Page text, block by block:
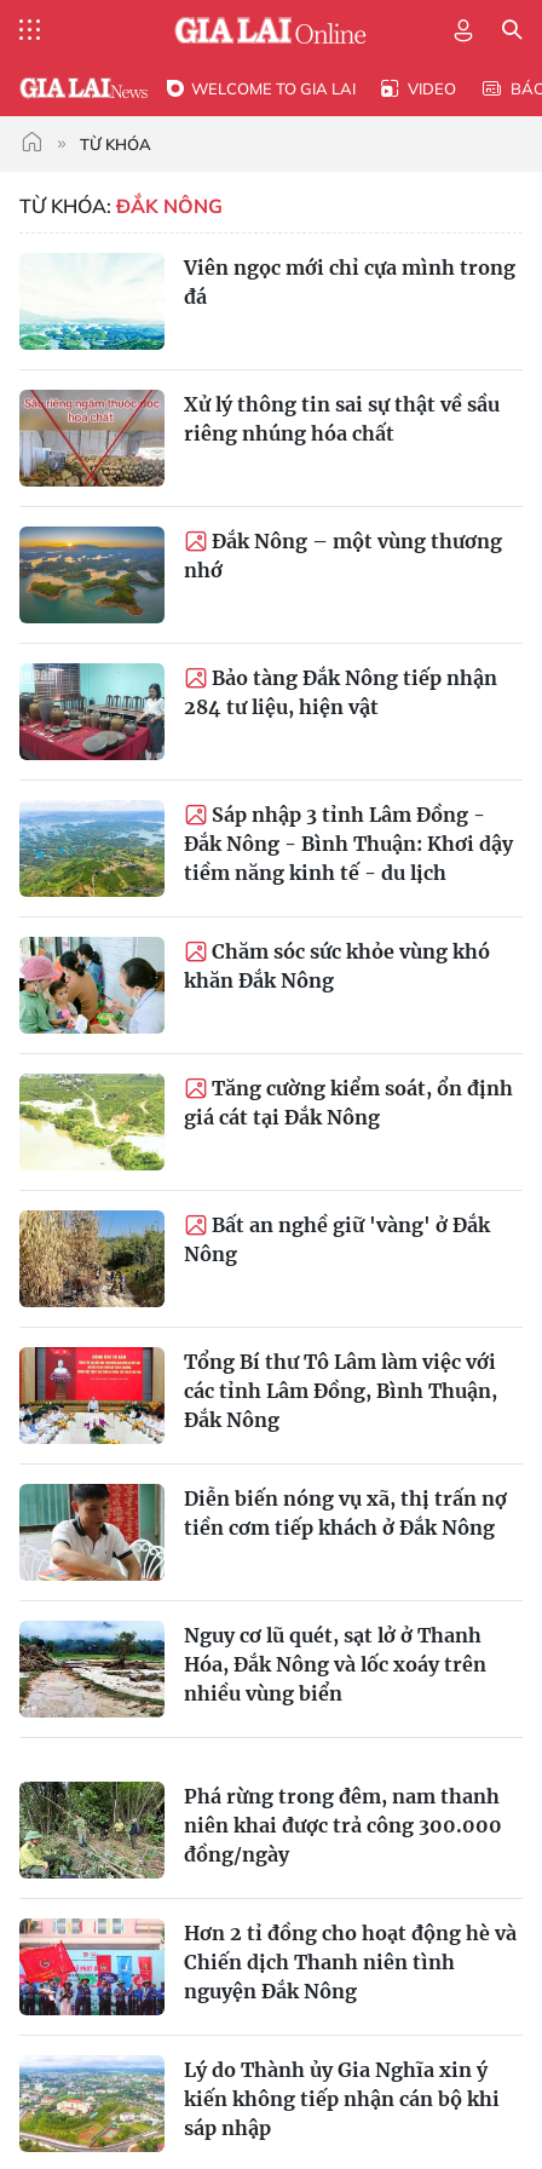
WELCOME TO GIA LAI VIDEO
TỪ KHÓA
TỪ KHÓA: ĐẮK NÔNG
Viên ngọc mới chỉ cựa mình trong
đá
Xử lý thông tin sai sự thật về sầu
riêng nhúng hóa chất
Đắk Nông – một vùng thương
nhớ
Bảo tàng Đắk Nông tiếp nhận
284 tư liệu, hiện vật
Sáp nhập 3 tỉnh Lâm Đồng -
Đắk Nông - Bình Thuận: Khơi dậy
tiềm năng kinh tế - du lịch
Chăm sóc sức khỏe vùng khó
khăn Đắk Nông
Tăng cường kiểm soát, ổn định
giá cát tại Đắk Nông
Bất an nghề giữ 'vàng' ở Đắk
Nông
Tổng Bí thư Tô Lâm làm việc với
các tỉnh Lâm Đồng, Bình Thuận,
Đắk Nông
Diễn biến nóng vụ xã, thị trấn nợ
tiền cơm tiếp khách ở Đắk Nông
Nguy cơ lũ quét, sạt lở ở Thanh
Hóa, Đắk Nông và lốc xoáy trên
nhiều vùng biển
Phá rừng trong đêm, nam thanh
niên khai được trả công 300.000
đồng/ngày
Hơn 2 tỉ đồng cho hoạt động hè và
Chiến dịch Thanh niên tình
nguyện Đắk Nông
Lý do Thành ủy Gia Nghĩa xin ý
kiến không tiếp nhận cán bộ khi
sáp nhập